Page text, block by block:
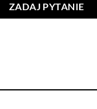
ZADAJ PYTANIE